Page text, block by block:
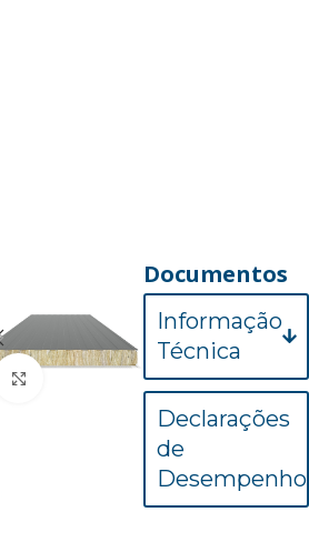
Clique para aumentar
Documentos
Informação
Técnica
Declarações
de
Desempenho